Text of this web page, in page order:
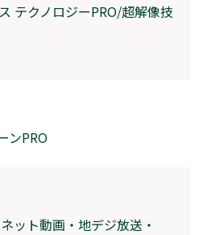
テクノロジーPRO/超解像技
ンPRO
ット動画・地デジ放送・